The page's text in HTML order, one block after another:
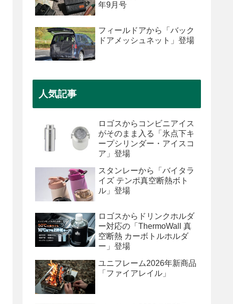
年9月号
フィールドアから「バック
ドアメッシュネット」登場
人気記事
ロゴスからコンビニアイス
がそのまま入る「氷点下キ
ープシリンダー・アイスコ
ア」登場
スタンレーから「バイタラ
イズ テンポ真空断熱ボト
ル」登場
ロゴスからドリンクホルダ
ー対応の「ThermoWall 真
空断熱 カーボトルホルダ
ー」登場
ユニフレーム2026年新商品
「ファイアレイル」